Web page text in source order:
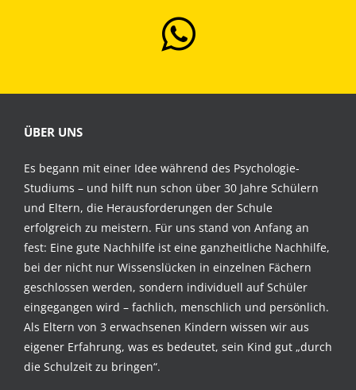
ÜBER UNS
Es begann mit einer Idee während des Psychologie-
Studiums – und hilft nun schon über 30 Jahre Schülern
und Eltern, die Herausforderungen der Schule
erfolgreich zu meistern. Für uns stand von Anfang an
fest: Eine gute Nachhilfe ist eine ganzheitliche Nachhilfe,
bei der nicht nur Wissenslücken in einzelnen Fächern
geschlossen werden, sondern individuell auf Schüler
eingegangen wird – fachlich, menschlich und persönlich.
Als Eltern von 3 erwachsenen Kindern wissen wir aus
eigener Erfahrung, was es bedeutet, sein Kind gut „durch
die Schulzeit zu bringen“.